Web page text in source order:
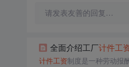
请发表友善的回复…
全面介绍工厂计件工
计件工资制度是一种劳动报